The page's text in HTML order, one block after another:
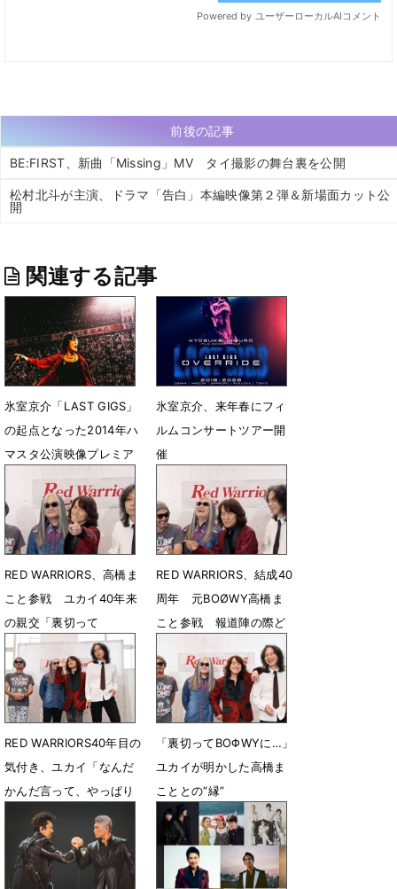
前後の記事
BE:FIRST、新曲「Missing」MV タイ撮影の舞台裏を公開
松村北斗が主演、ドラマ「告白」本編映像第２弾＆新場面カット公
開
関連する記事
氷室京介「LAST GIGS」
の起点となった2014年ハ
マスタ公演映像プレミア
配信決定
4月15日 12時02分
氷室京介、来年春にフィ
ルムコンサートツアー開
催
10月24日 07時00分
RED WARRIORS、高橋ま
こと参戦 ユカイ40年来
の親交「裏切って
BOØWYに行ってさぁ
笑」
6月9日 07時50分
RED WARRIORS、結成40
周年 元BOØWY高橋ま
こと参戦 報道陣の際ど
6月8日 21時49分
RED WARRIORS40年目の
気付き、ユカイ「なんだ
かんだ言って、やっぱり
仲いい」
6月8日 21時06分
「裏切ってBOΦWYに…」
ユカイが明かした高橋ま
こととの“縁”
6月8日 21時00分